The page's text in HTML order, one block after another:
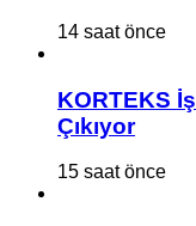
14 saat önce
KORTEKS
Çıkıyor
15 saat önce